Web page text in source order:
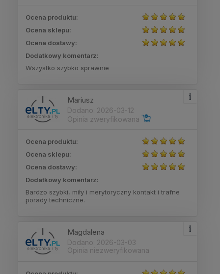
Ocena produktu:
Ocena sklepu:
Ocena dostawy:
Dodatkowy komentarz:
Wszystko szybko sprawnie
Mariusz
Dodano: 2026-03-12
Opinia zweryfikowana
Ocena produktu:
Ocena sklepu:
Ocena dostawy:
Dodatkowy komentarz:
Bardzo szybki, miły i merytoryczny kontakt i trafne
porady techniczne.
Magdalena
Dodano: 2026-03-03
Opinia niezweryfikowana